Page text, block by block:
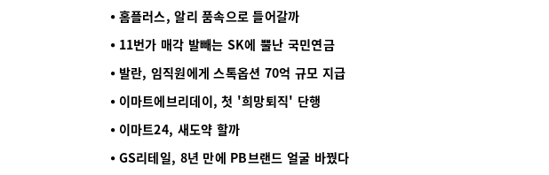
⦁ 홈플러스, 알리 품속으로 들어갈까
⦁ 11번가 매각 발빼는 SK에 뿔난 국민연금
⦁ 발란, 임직원에게 스톡옵션 70억 규모 지급
⦁ 이마트에브리데이, 첫 '희망퇴직' 단행
⦁ 이마트24, 새도약 할까
⦁ GS리테일, 8년 만에 PB브랜드 얼굴 바꿨다